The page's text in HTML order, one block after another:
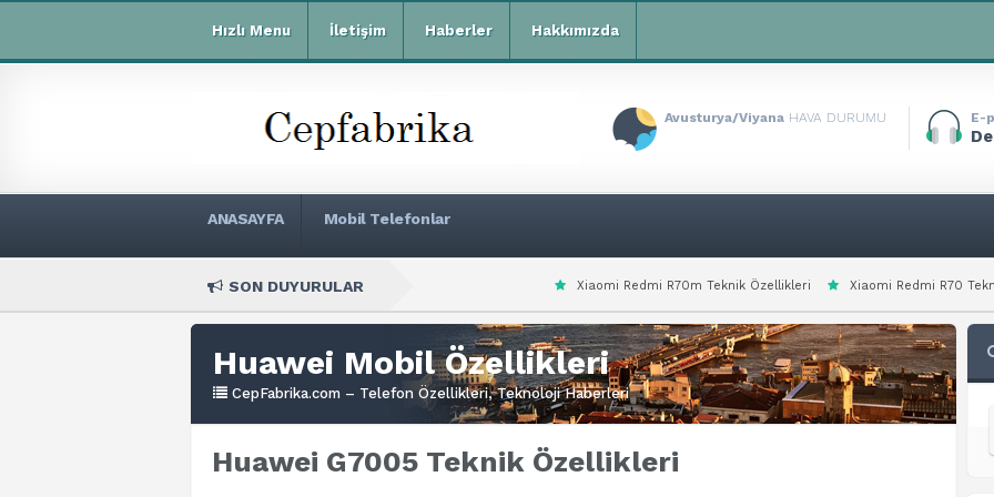
Hızlı Menu İletişim Haberler Hakkımızda
Avusturya/Viyana HAVA DURUMU E-
ANASAYFA Mobil Telefonlar
SON DUYURULAR Xiaomi Redmi R70m Teknik Özellikleri Xiaomi Redmi R70 Teknik Özellikleri
Huawei Mobil Özellikleri
CepFabrika.com – Telefon Özellikleri, Teknoloji Haberleri
Huawei G7005 Teknik Özellikleri